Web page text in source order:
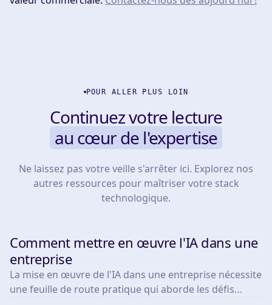
POUR ALLER PLUS LOIN
Continuez votre lecture
au cœur de l'expertise
Ne laissez pas votre veille s'arrêter ici. Explorez nos
autres ressources pour maîtriser votre stack
technologique.
Comment mettre en œuvre l'IA dans une
entreprise
La mise en œuvre de l'IA dans une entreprise nécessite
une feuille de route pratique qui aborde les défis